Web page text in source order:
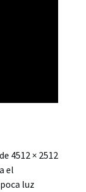
4512 × 2512
el
luz